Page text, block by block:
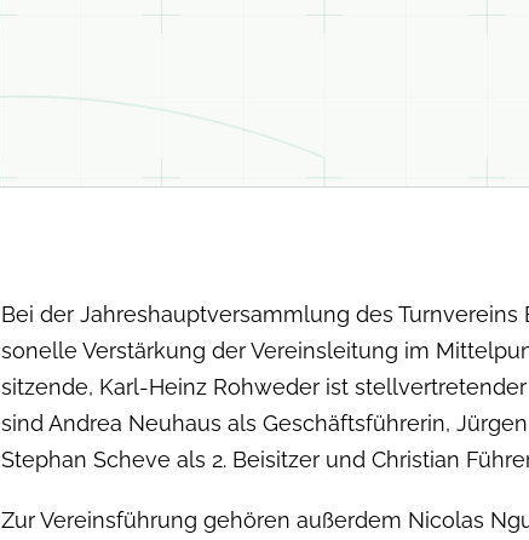
Bei der Jahre­shauptver­samm­lung des
son­elle Ver­stärkung der Vere­insleitung im
sitzende, Karl-Heinz Rohwed­er ist stel­lvertre­tender
sind Andrea Neuhaus als Geschäfts­führerin,
Stephan Scheve als 2. Beisitzer und Chris­t­ian
Zur Vere­ins­führung gehören außer­dem Nico­las